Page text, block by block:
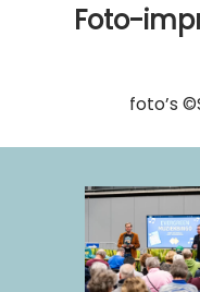
Foto-
foto’s